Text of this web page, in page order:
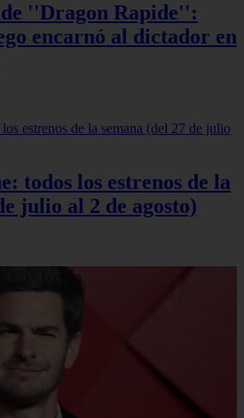
''Dragon Rapide'':
encarnó al dictador en
todos los estrenos de la
julio al 2 de agosto)